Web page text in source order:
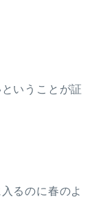
いうことが証
るのに春のよ